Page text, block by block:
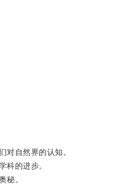
自然界的认知。
的进步。
秘。